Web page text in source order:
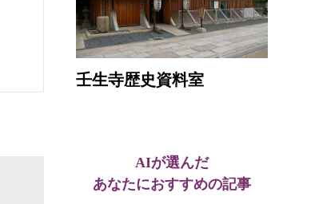
壬生寺歴史資料室
AIが選んだ
あなたにおすすめの記事